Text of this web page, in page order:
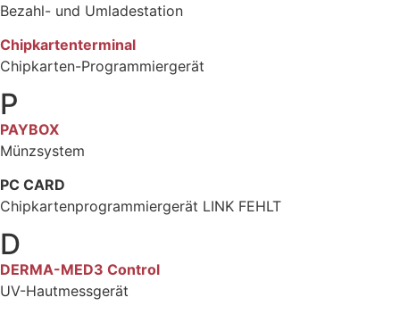
Bezahl- und Umladestation
Chipkartenterminal
Chipkarten-Programmiergerät
P
PAYBOX
Münzsystem
PC CARD
Chipkartenprogrammiergerät LINK FEHLT
D
DERMA-MED3 Control
UV-Hautmessgerät